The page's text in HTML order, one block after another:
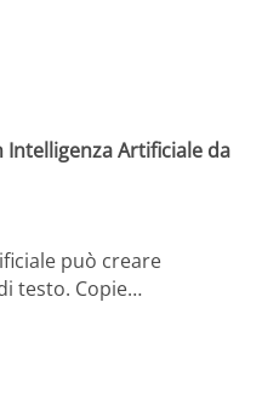
Intelligenza Artificiale da
può creare
testo. Copie…